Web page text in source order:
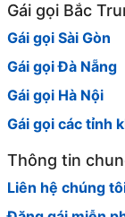
Gái gọi Bắc
Gái gọi Sài Gòn
Gái gọi Đà Nẵng
Gái gọi Hà Nội
Gái gọi các tỉnh
Thông tin
Liên hệ chúng